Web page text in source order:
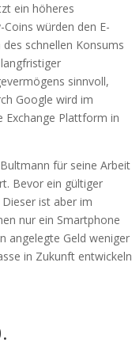
ein höheres
würden den E-
schnellen Konsums
sinnvoll,
Google wird im
Exchange Plattform in
für seine Arbeit
Bevor ein gültiger
ist aber im
nur ein Smartphone
angelegte Geld weniger
in Zukunft entwickeln